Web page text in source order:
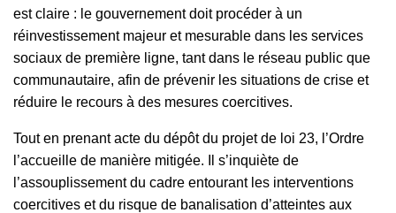
est claire : le gouvernement doit procéder à un
réinvestissement majeur et mesurable dans les services
sociaux de première ligne, tant dans le réseau public que
communautaire, afin de prévenir les situations de crise et
réduire le recours à des mesures coercitives.
Tout en prenant acte du dépôt du projet de loi 23, l’Ordre
l’accueille de manière mitigée. Il s’inquiète de
l’assouplissement du cadre entourant les interventions
coercitives et du risque de banalisation d’atteintes aux